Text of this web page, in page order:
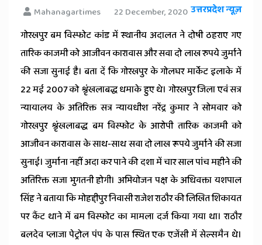
Mahanagartimes 22 December, 2020 उत्तरप्रदेश न्यूज़
गोरखपुर बम विस्फोट कांड में स्थानीय अदालत ने दोषी ठहराए गए
तारिक काजमी को आजीवन कारावास और सवा दो लाख रुपये जुर्माने
की सजा सुनाई है। बता दें कि गोरखपुर के गोलघर मार्केट इलाके में
22 मई 2007 को श्रृंखलाबद्ध धमाके हुए थे। गोरखपुर जिला एवं सत्र
न्यायालय के अतिरिक्त सत्र न्यायधीश नरेंद्र कुमार ने सोमवार को
गोरखपुर श्रृंखलाबद्ध बम विस्फोट के आरोपी तारिक काजमी को
आजीवन कारावास के साथ-साथ सवा दो लाख रूपये जुर्माने की सजा
सुनाई। जुर्माना नहीं अदा कर पाने की दशा में चार साल पांच महीने की
अतिरिक्त सजा भुगतनी होगी। अभियोजन पक्ष के अधिवक्ता यशपाल
सिंह ने बताया कि मोहद्दीपुर निवासी राजेश राठौर की लिखित शिकायत
पर कैंट थाने में बम विस्फोट का मामला दर्ज किया गया था। राठौर
बलदेव प्लाजा पेट्रोल पंप के पास स्थित एक एजेंसी में सेल्समैन थे।